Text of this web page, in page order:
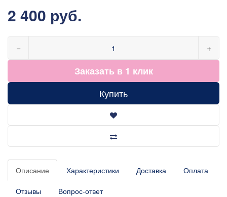
2 400 руб.
− +
Заказать в 1 клик
Купить
Описание Характеристики Доставка Оплата
Отзывы Вопрос-ответ